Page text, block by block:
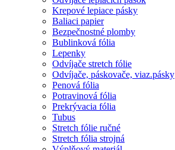
Krepové lepiace pásky
Baliaci papier
Bezpečnostné plomby
Bublinková fólia
Lepenky
Odvíjače stretch fólie
Odvíjače, páskovače, viaz.pásky
Penová fólia
Potravinová fólia
Prekrývacia fólia
Tubus
Stretch fólie ručné
Stretch fólia strojná